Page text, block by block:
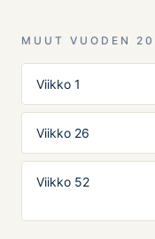
MUUT VUODEN
Viikko 1
Viikko 26
Viikko 52